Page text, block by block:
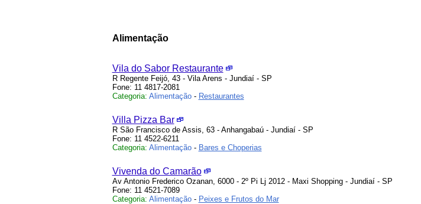
Alimentação
Vila do Sabor Restaurante
R Regente Feijó, 43 - Vila Arens - Jundiaí - SP
Fone: 11 4817-2081
Categoria: Alimentação- Restaurantes
Villa Pizza Bar
R São Francisco de Assis, 63 - Anhangabaú - Jundiaí - SP
Fone: 11 4522-6211
Categoria: Alimentação- Bares e Choperias
Vivenda do Camarão
Av Antonio Frederico Ozanan, 6000 - 2º Pi Lj 2012 - Maxi Shopping - Jundiaí - SP
Fone: 11 4521-7089
Categoria: Alimentação- Peixes e Frutos do Mar